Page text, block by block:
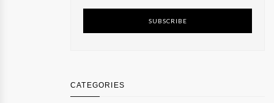
SUBSCRIBE
CATEGORIES